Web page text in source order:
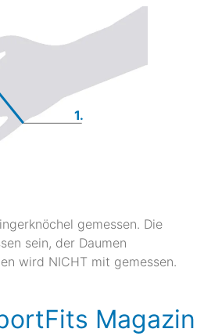
1.
gemessen. Die
sein, der Daumen
wird NICHT mit gemessen.
Magazin